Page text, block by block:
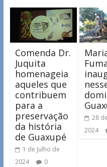
Comenda Dr.
Juquita
homenageia
aqueles que
contribuem
para a
preservação
da história
de Guaxupé
1 de Julho de
2024
0
28
2024